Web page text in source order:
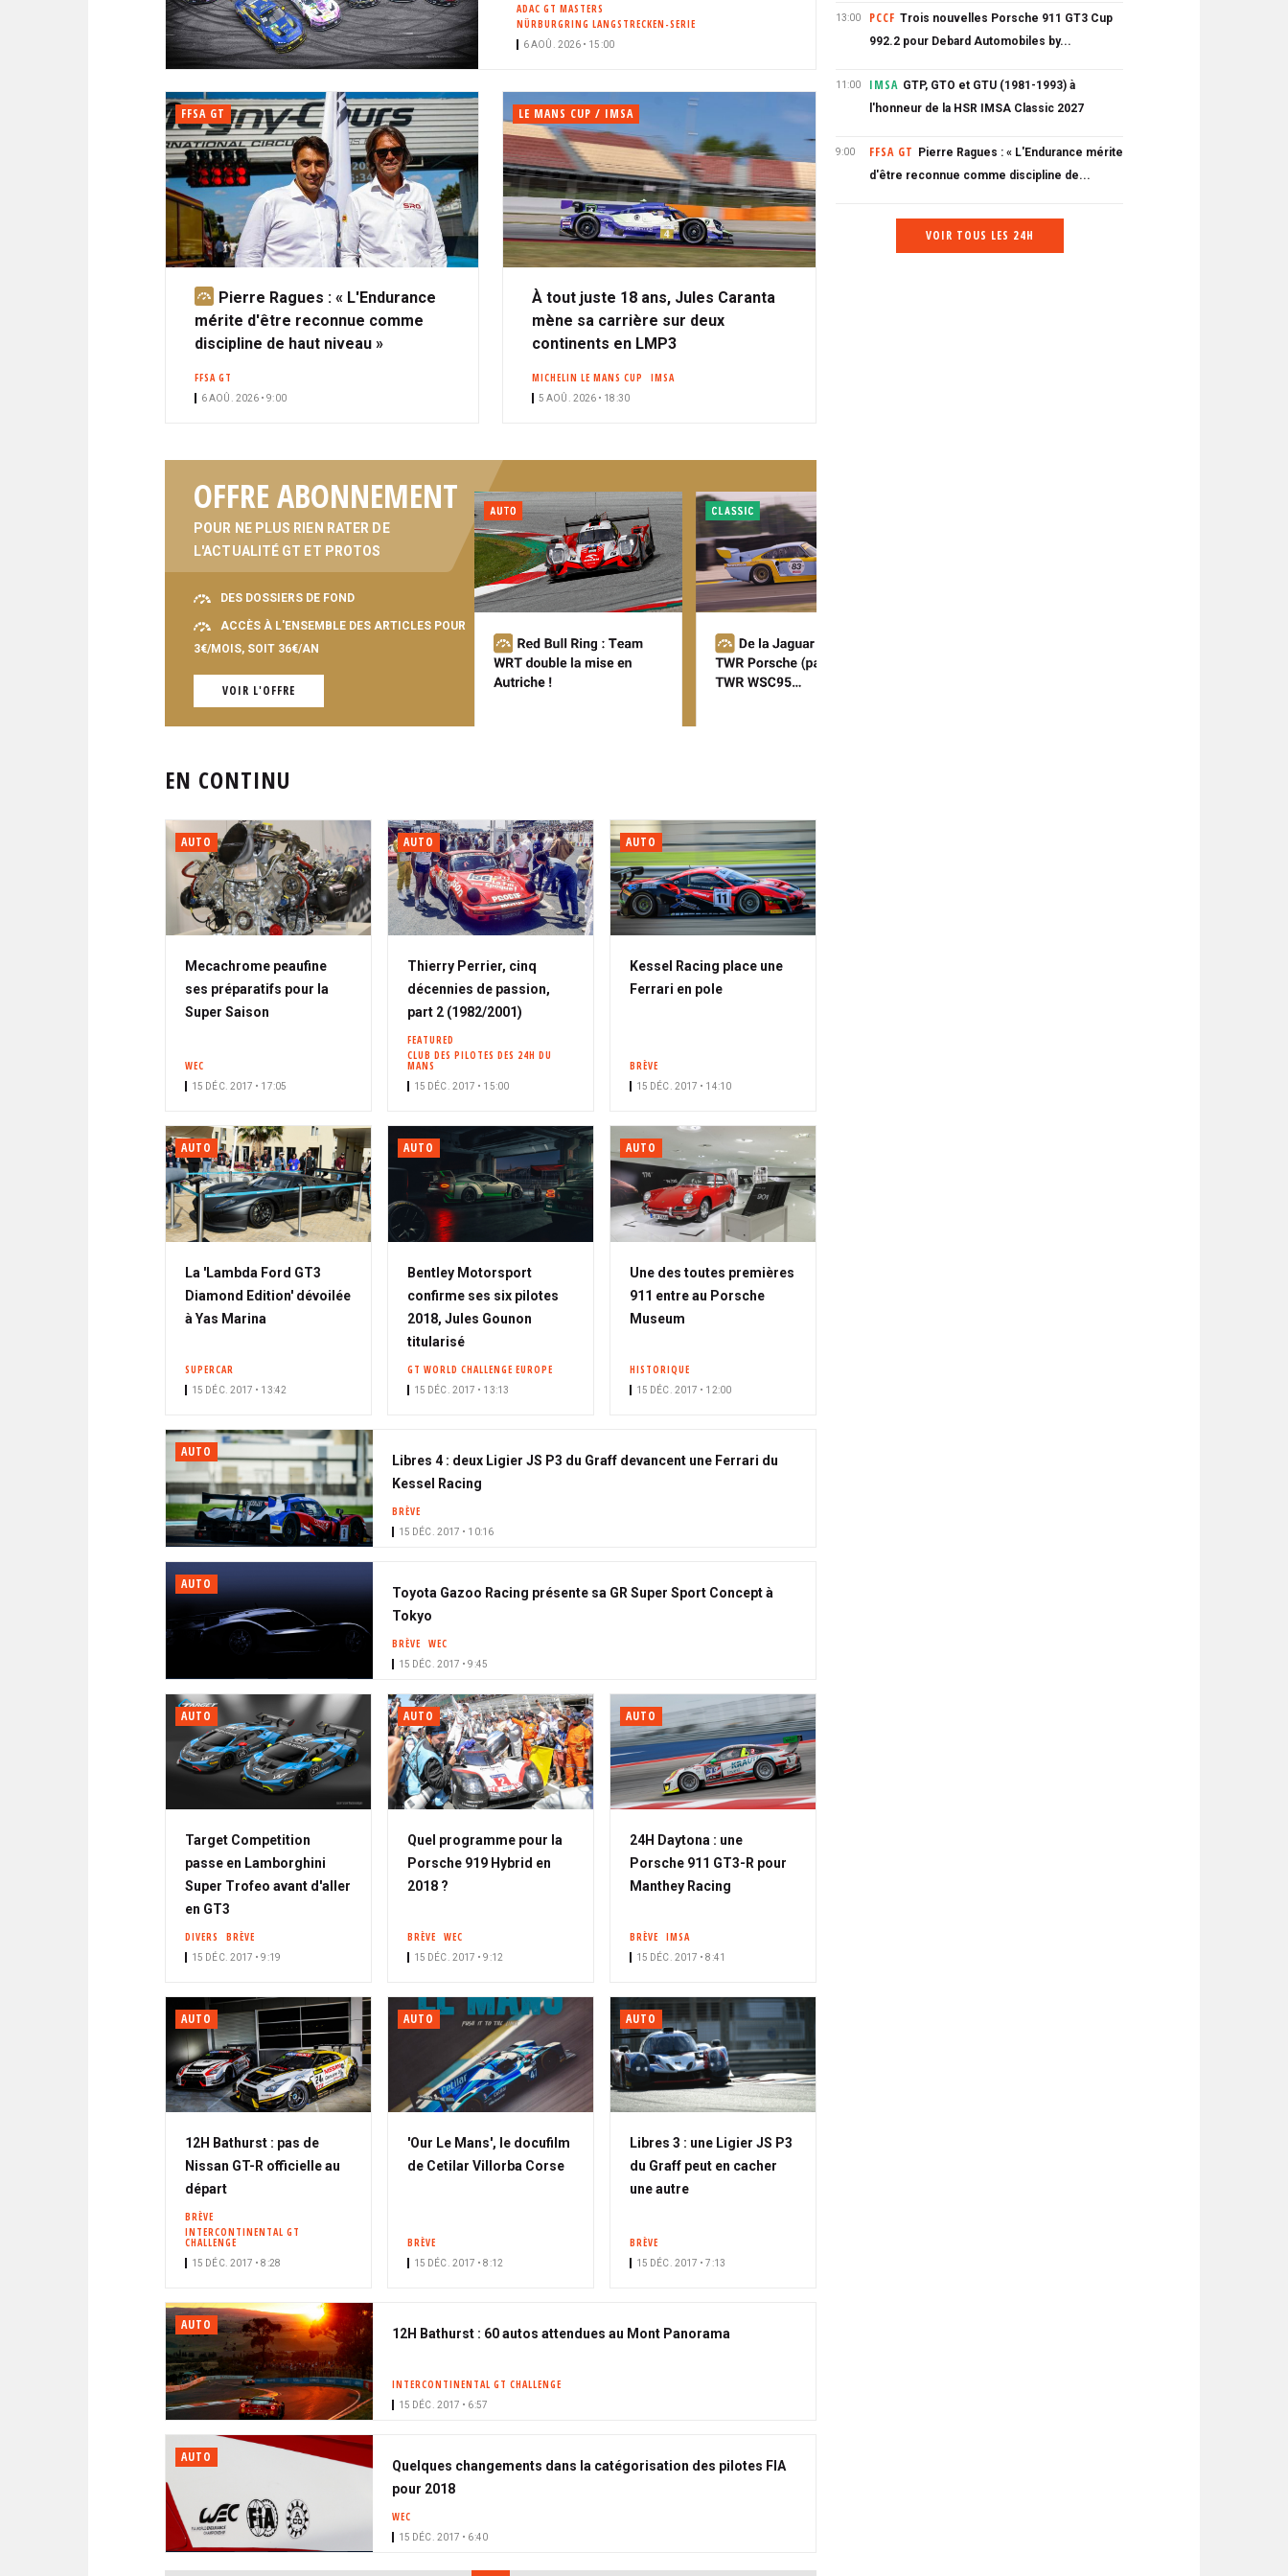
C
P
A
L
E
A
N
ADAC GT MASTERS
NÜRBURGRING LANGSTRECKEN-SERIE
6 AOÛ. 2026 • 15:00
FFSA GT
A
b
o
Pierre Ragues : « L'Endurance
mérite d'être reconnue comme
discipline de haut niveau »
FFSA GT
6 AOÛ. 2026 • 9:00
LE MANS CUP / IMSA
À tout juste 18 ans, Jules Caranta
mène sa carrière sur deux
continents en LMP3
MICHELIN LE MANS CUP IMSA
5 AOÛ. 2026 • 18:30
OFFRE ABONNEMENT
POUR NE PLUS RIEN RATER DE
L'ACTUALITÉ GT ET PROTOS
DES DOSSIERS DE FOND
ACCÈS À L'ENSEMBLE DES ARTICLES POUR
3€/MOIS, SOIT 36€/AN
VOIR L'OFFRE
EN CONTINU
AUTO
Mecachrome peaufine
ses préparatifs pour la
Super Saison
WEC
15 DÉC. 2017 • 17:05
AUTO
Thierry Perrier, cinq
décennies de passion,
part 2 (1982/2001)
FEATURED
CLUB DES PILOTES DES 24H DU
MANS
15 DÉC. 2017 • 15:00
AUTO
Kessel Racing place une
Ferrari en pole
BRÈVE
15 DÉC. 2017 • 14:10
AUTO
La 'Lambda Ford GT3
Diamond Edition' dévoilée
à Yas Marina
SUPERCAR
15 DÉC. 2017 • 13:42
AUTO
Bentley Motorsport
confirme ses six pilotes
2018, Jules Gounon
titularisé
GT WORLD CHALLENGE EUROPE
15 DÉC. 2017 • 13:13
AUTO
Une des toutes premières
911 entre au Porsche
Museum
HISTORIQUE
15 DÉC. 2017 • 12:00
AUTO
Libres 4 : deux Ligier JS P3 du Graff devancent une Ferrari du
Kessel Racing
BRÈVE
15 DÉC. 2017 • 10:16
AUTO
Toyota Gazoo Racing présente sa GR Super Sport Concept à
Tokyo
BRÈVE WEC
15 DÉC. 2017 • 9:45
AUTO
Target Competition
passe en Lamborghini
Super Trofeo avant d'aller
en GT3
DIVERS BRÈVE
15 DÉC. 2017 • 9:19
AUTO
Quel programme pour la
Porsche 919 Hybrid en
2018 ?
BRÈVE WEC
15 DÉC. 2017 • 9:12
AUTO
24H Daytona : une
Porsche 911 GT3-R pour
Manthey Racing
BRÈVE IMSA
15 DÉC. 2017 • 8:41
AUTO
12H Bathurst : pas de
Nissan GT-R officielle au
départ
BRÈVE
INTERCONTINENTAL GT
CHALLENGE
15 DÉC. 2017 • 8:28
AUTO
'Our Le Mans', le docufilm
de Cetilar Villorba Corse
BRÈVE
15 DÉC. 2017 • 8:12
AUTO
Libres 3 : une Ligier JS P3
du Graff peut en cacher
une autre
BRÈVE
15 DÉC. 2017 • 7:13
AUTO
12H Bathurst : 60 autos attendues au Mont Panorama
INTERCONTINENTAL GT CHALLENGE
15 DÉC. 2017 • 6:57
AUTO
Quelques changements dans la catégorisation des pilotes FIA
pour 2018
WEC
15 DÉC. 2017 • 6:40
13:00 PCCF Trois nouvelles Porsche 911 GT3 Cup
992.2 pour Debard Automobiles by...
11:00 IMSA GTP, GTO et GTU (1981-1993) à
l'honneur de la HSR IMSA Classic 2027
9:00 FFSA GT Pierre Ragues : « L'Endurance mérite
d'être reconnue comme discipline de...
VOIR TOUS LES 24H